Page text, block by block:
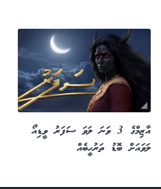
އާޒިމްގެ 3 ވަނަ ލަވަ ސަފަރު ވީޑިއޯ
ލަވައަށް ބޮޑު ތަރުހީބެއް